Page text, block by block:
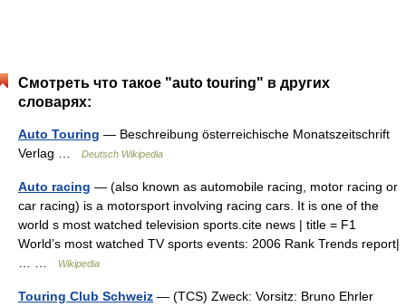
Смотреть что такое "auto touring" в других
словарях:
Auto Touring — Beschreibung österreichische Monatszeitschrift
Verlag …
Deutsch Wikipedia
Auto racing — (also known as automobile racing, motor racing or
car racing) is a motorsport involving racing cars. It is one of the
world s most watched television sports.cite news | title = F1
World’s most watched TV sports events: 2006 Rank Trends report|
Wikipedia
Touring Club Schweiz — (TCS) Zweck: Vorsitz: Bruno Ehrler